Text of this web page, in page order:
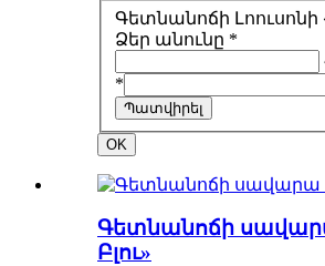
Գետնանոճի Լոուսոնի
Ձեր անունը *
*
Պատվիրել
OK
Գետնանոճի
Բլու»